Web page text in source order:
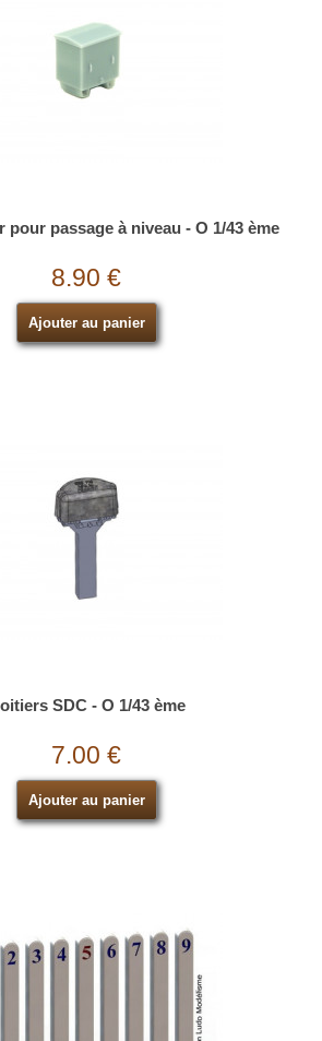
pour passage à niveau - O 1/43 ème
8.90 €
Ajouter au panier
SDC - O 1/43 ème
7.00 €
Ajouter au panier